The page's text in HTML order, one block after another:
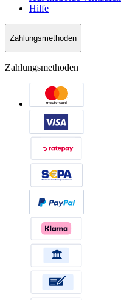
Hilfe
Zahlungsmethoden
Zahlungsmethoden